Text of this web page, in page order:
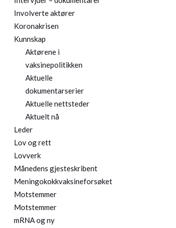
Involverte aktører
Koronakrisen
Kunnskap
Aktørene i
vaksinepolitikken
Aktuelle
dokumentarserier
Aktuelle nettsteder
Aktuelt nå
Leder
Lov og rett
Lovverk
Månedens gjesteskribent
Meningokokkvaksineforsøket
Motstemmer
Motstemmer
mRNA og ny